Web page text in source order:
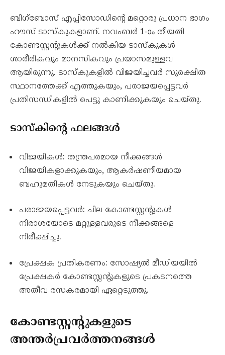
ബിഗ്‌ബോസ് എപ്പിസോഡിന്റെ മറ്റൊരു പ്രധാന ഭാഗം
ഹൗസ് ടാസ്കുകളാണ്. നവംബർ 1-ാം തീയതി
കോണ്ടസ്റ്റന്റുകൾക്ക് നൽകിയ ടാസ്കുകൾ
ശാരീരികവും മാനസികവും പ്രയാസമുള്ളവ
ആയിരുന്നു. ടാസ്കുകളിൽ വിജയിച്ചവർ സുരക്ഷിത
സ്ഥാനത്തേക്ക് എത്തുകയും, പരാജയപ്പെട്ടവർ
പ്രതിസന്ധികളിൽ പെട്ടു കാണിക്കുകയും ചെയ്തു.
ടാസ്കിന്റെ ഫലങ്ങൾ
വിജയികൾ: തന്ത്രപരമായ നീക്കങ്ങൾ
വിജയികളാക്കുകയും, ആകർഷണീയമായ
ബഹുമതികൾ നേടുകയും ചെയ്തു.
പരാജയപ്പെട്ടവർ: ചില കോണ്ടസ്റ്റന്റുകൾ
നിരാശയോടെ മറ്റുള്ളവരുടെ നീക്കങ്ങളെ
നിരീക്ഷിച്ചു.
പ്രേക്ഷക പ്രതികരണം: സോഷ്യൽ മീഡിയയിൽ
പ്രേക്ഷകർ കോണ്ടസ്റ്റന്റുകളുടെ പ്രകടനത്തെ
അതീവ രസകരമായി ഏറ്റെടുത്തു.
കോണ്ടസ്റ്റന്റുകളുടെ
അന്തർപ്രവർത്തനങ്ങൾ